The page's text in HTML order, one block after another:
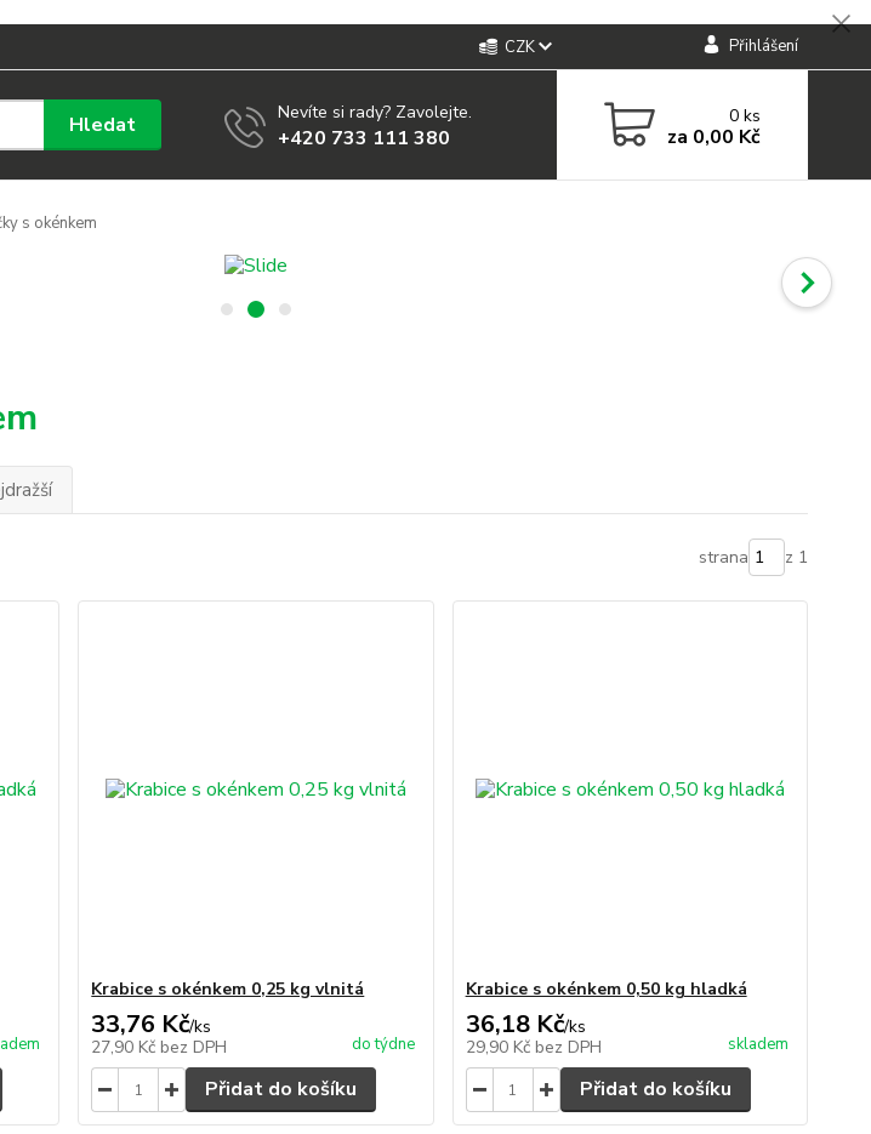
CZK Přihlášení
Hledat Nevíte si rady? Zavolejte.
+420 733 111 380
0ks
za 0,00 Kč
s okénkem
strana z 1
Krabice s okénkem 0,25 kg vlnitá
33,76 Kč/ks
27,90 Kč bez DPH do týdne
Přidat do košíku
Krabice s okénkem 0,50 kg hladká
36,18 Kč/ks
29,90 Kč bez DPH skladem
Přidat do košíku